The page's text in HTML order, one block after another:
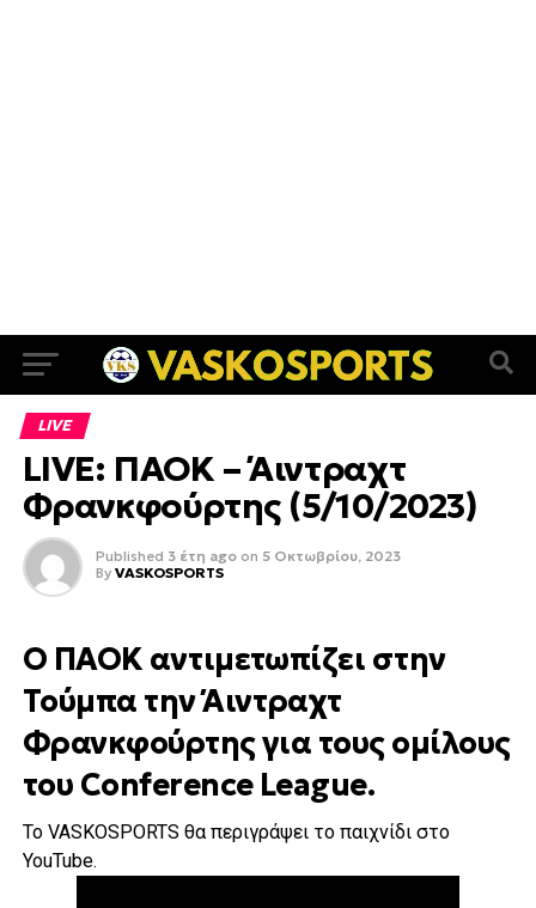
LIVE
LIVE: ΠΑΟΚ – Άιντραχτ
Φρανκφούρτης (5/10/2023)
Published 3 έτη ago on 5 Οκτωβρίου, 2023
By VASKOSPORTS
Ο ΠΑΟΚ αντιμετωπίζει στην
Τούμπα την Άιντραχτ
Φρανκφούρτης για τους ομίλους
του Conference League.
Το VASKOSPORTS θα περιγράψει το παιχνίδι στο
YouTube.